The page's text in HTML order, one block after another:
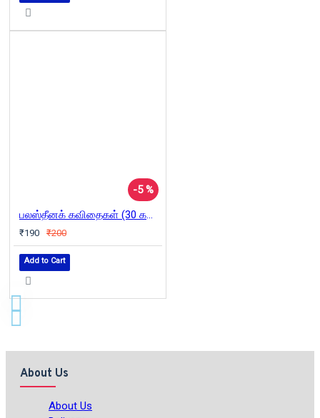
-5 %
பலஸ்தீனக் கவிதைகள் (30 கவிஞர்களின் கவிதைகள்)
₹190 ₹200
Add to Cart
About Us
About Us